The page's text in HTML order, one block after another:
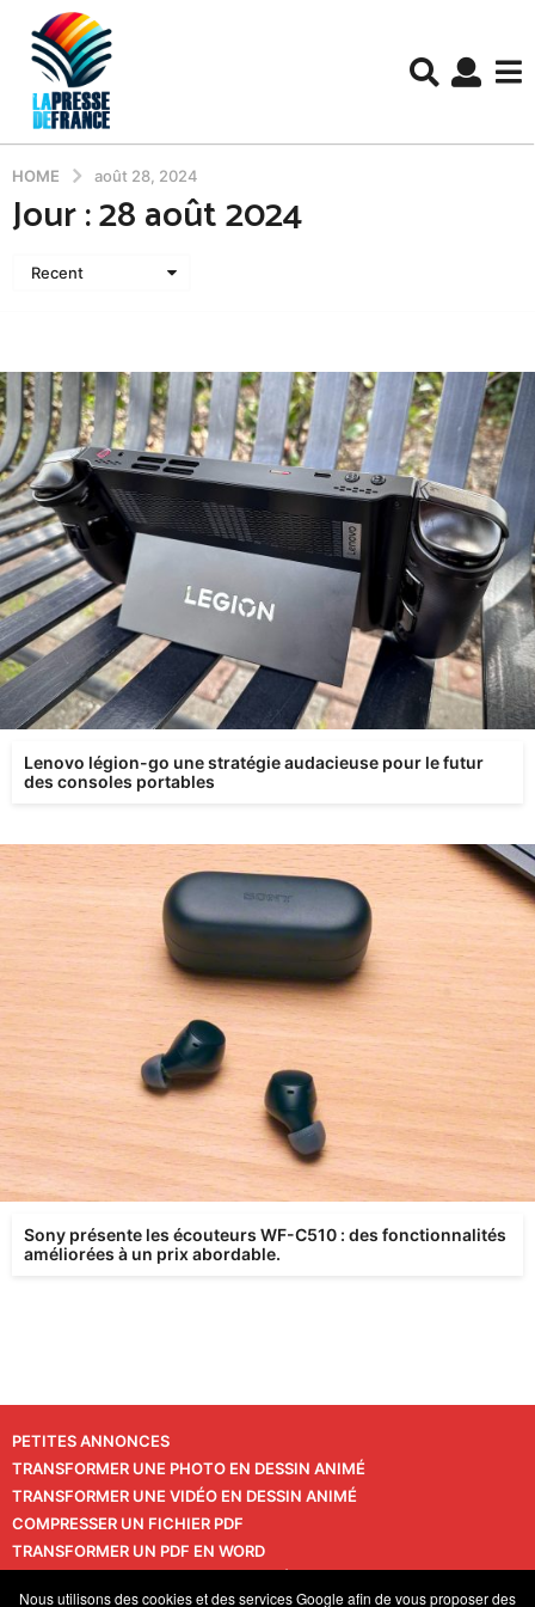
HOME août 28, 2024
Jour :28 août 2024
Recent
Lenovo légion-go une stratégie audacieuse pour le futur
des consoles portables
Sony présente les écouteurs WF-C510 : des fonctionnalités
améliorées à un prix abordable.
PETITES ANNONCES
TRANSFORMER UNE PHOTO EN DESSIN ANIMÉ
TRANSFORMER UNE VIDÉO EN DESSIN ANIMÉ
COMPRESSER UN FICHIER PDF
TRANSFORMER UN PDF EN WORD
Nous utilisons des cookies et des services Google afin de vous proposer des